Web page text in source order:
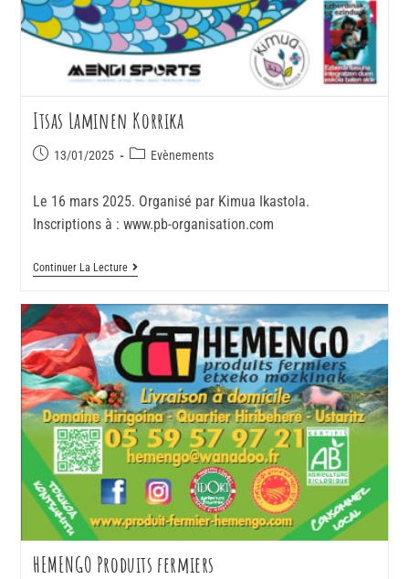
Itsas Laminen Korrika
13/01/2025 Evènements
Le 16 mars 2025. Organisé par Kimua Ikastola.
Inscriptions à : www.pb-organisation.com
Continuer La Lecture
HEMENGO Produits fermiers